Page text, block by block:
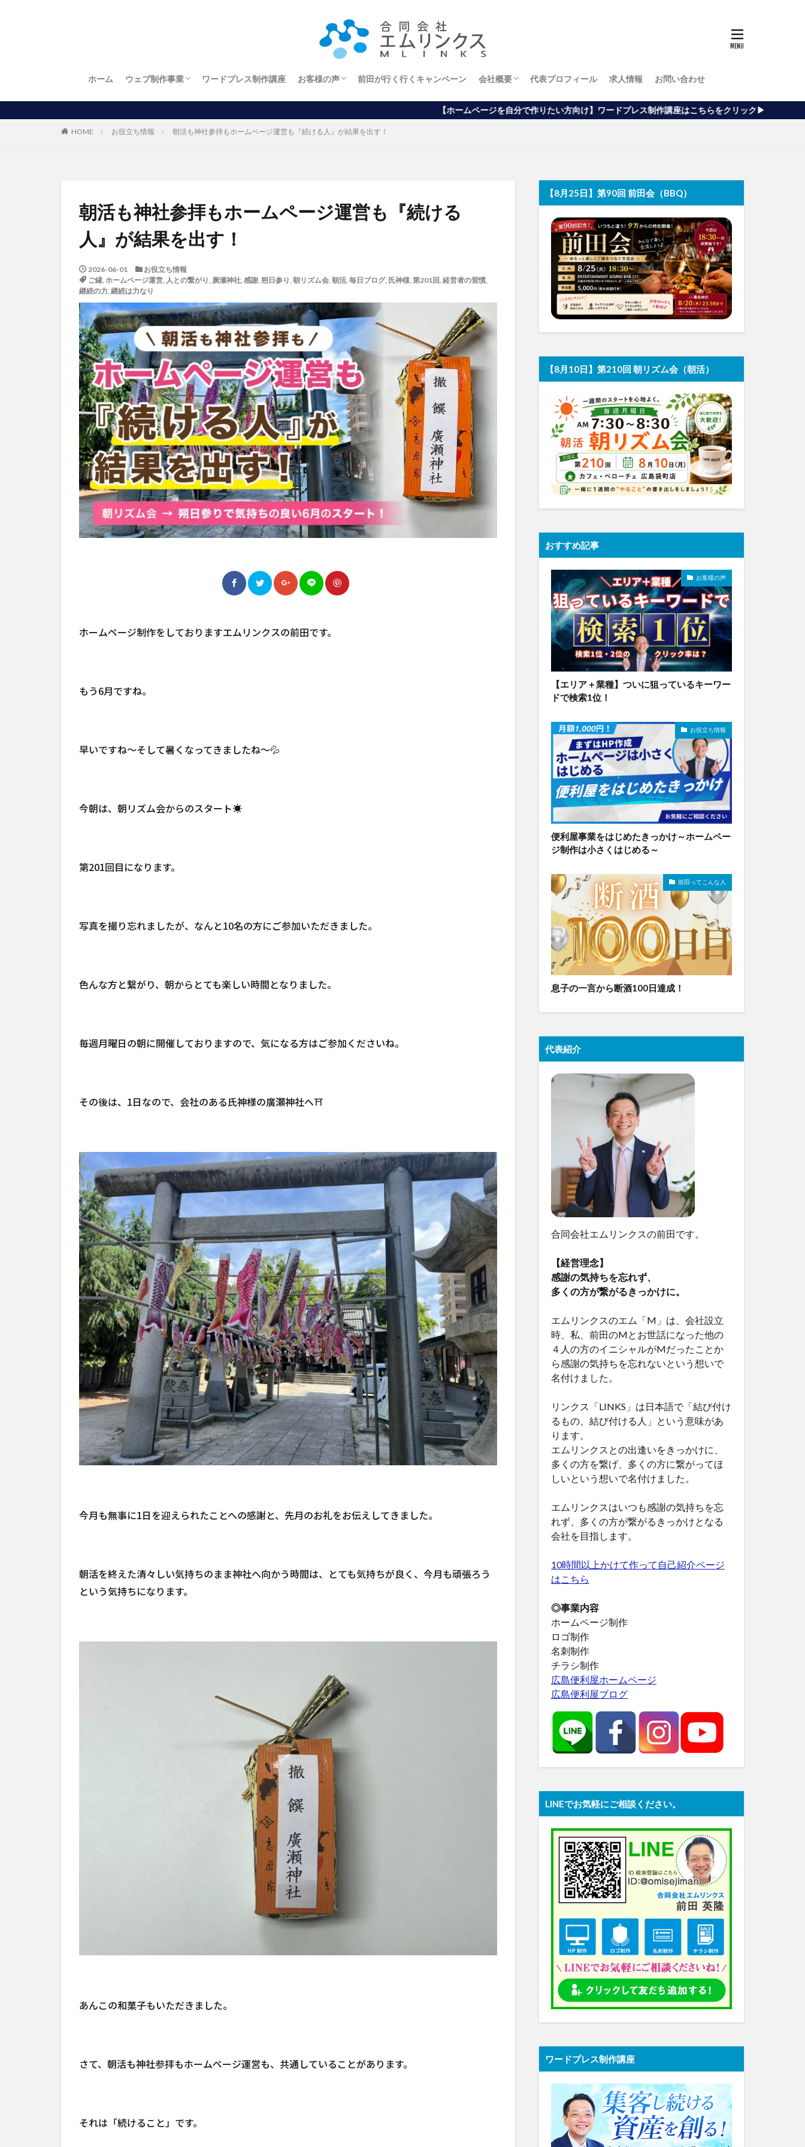
ホーム ウェブ制作事業
お店自慢
繁盛店
ワードプレス制作
LP制作（ランディングページ制作）
ロゴ制作
名刺制作
チラシ制作
お得！開業パック
パソコン出張訪問設定サービス
ワードプレス制作講座 お客様の声
エステサロンオーナー様
ホームページから
ブログから
アメブロから
前田が行く行くキャンペーン 会社概要
経営理念
代表プロフィール 求人情報 お問い合わせ
【ホームページを自分で作りたい方向け】ワードプレス制作講座はこちらをクリック▶
HOME お役立ち情報 朝活も神社参拝もホームページ運営も『続ける人』が結果を出す！
朝活も神社参拝もホームページ運営も『続ける
人』が結果を出す！
2026-06-01
お役立ち情報
ご縁, ホームページ運営, 人との繋がり, 廣瀬神社, 感謝, 朔日参り, 朝リズム会, 朝活, 毎日ブログ, 氏神様, 第201回, 経営者の習慣,
継続の力, 継続は力なり
ホームページ制作をしておりますエムリンクスの前田です。
もう6月ですね。
早いですね～そして暑くなってきましたね～💦
今朝は、朝リズム会からのスタート☀
第201回目になります。
写真を撮り忘れましたが、なんと10名の方にご参加いただきました。
色んな方と繋がり、朝からとても楽しい時間となりました。
毎週月曜日の朝に開催しておりますので、気になる方はご参加くださいね。
その後は、1日なので、会社のある氏神様の廣瀬神社へ⛩️
今月も無事に1日を迎えられたことへの感謝と、先月のお礼をお伝えしてきました。
朝活を終えた清々しい気持ちのまま神社へ向かう時間は、とても気持ちが良く、今月も頑張ろう
という気持ちになります。
あんこの和菓子もいただきました。
さて、朝活も神社参拝もホームページ運営も、共通していることがあります。
それは「続けること」です。
【8月25日】第90回 前田会（BBQ）
【8月10日】第210回 朝リズム会（朝活）
おすすめ記事
お客様の声
【エリア＋業種】ついに狙っているキーワー
ドで検索1位！
お役立ち情報
便利屋事業をはじめたきっかけ～ホームペー
ジ制作は小さくはじめる～
前田ってこんな人
息子の一言から断酒100日達成！
代表紹介
合同会社エムリンクスの前田です。
【経営理念】
感謝の気持ちを忘れず、
多くの方が繋がるきっかけに。
エムリンクスのエム「M」は、会社設立
時、私、前田のMとお世話になった他の
４人の方のイニシャルがMだったことか
ら感謝の気持ちを忘れないという想いで
名付けました。
リンクス「LINKS」は日本語で「結び付け
るもの、結び付ける人」という意味があ
ります。
エムリンクスとの出逢いをきっかけに、
多くの方を繋げ、多くの方に繋がってほ
しいという想いで名付けました。
エムリンクスはいつも感謝の気持ちを忘
れず、多くの方が繋がるきっかけとなる
会社を目指します。
10時間以上かけて作って自己紹介ページ
はこちら
◎事業内容
ホームページ制作
ロゴ制作
名刺制作
チラシ制作
広島便利屋ホームページ
広島便利屋ブログ
LINEでお気軽にご相談ください。
ワードプレス制作講座